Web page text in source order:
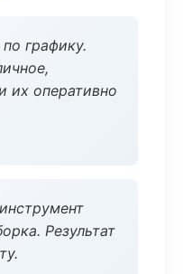
графику.
их оперативно
Результат